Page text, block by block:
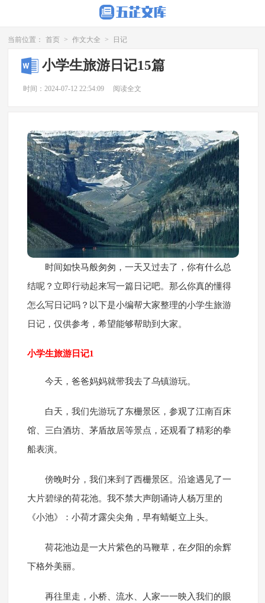
当前位置： 首页 > 作文大全 > 日记
小学生旅游日记15篇
时间：2024-07-12 22:54:09 阅读全文
时间如快马般匆匆，一天又过去了，你有什么总
结呢？立即行动起来写一篇日记吧。那么你真的懂得
怎么写日记吗？以下是小编帮大家整理的小学生旅游
日记，仅供参考，希望能够帮助到大家。
小学生旅游日记1
今天，爸爸妈妈就带我去了乌镇游玩。
白天，我们先游玩了东栅景区，参观了江南百床
馆、三白酒坊、茅盾故居等景点，还观看了精彩的拳
船表演。
傍晚时分，我们来到了西栅景区。沿途遇见了一
大片碧绿的荷花池。我不禁大声朗诵诗人杨万里的
《小池》：小荷才露尖尖角，早有蜻蜓立上头。
荷花池边是一大片紫色的马鞭草，在夕阳的余辉
下格外美丽。
再往里走，小桥、流水、人家一一映入我们的眼